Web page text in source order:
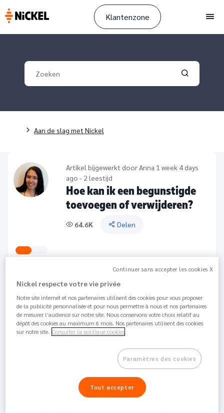
Klantenzone
Your search
Validate
Breadcrumb
Aan de slag met Nickel
Artikel bijgewerkt doorAnna 1 week 4 days
ago - 2 leestijd
Hoe kan ik een begunstigde
toevoegen of verwijderen?
64.6K Delen
Om je begunstigden te beheren :
Continuer sans accepter les cookies X
Nickel respecte votre vie privée
Notre site internet et nos partenaires utilisent des cookies pour vous proposer
de la publicité personnalisée et pour nous permettre à nous et nos partenaires
de mesurer l’audience sur notre site. Nous conservons votre choix relatif au
dépôt des cookies au maximum 6 mois. Nos partenaires utilisent des cookies
sur notre site. Consulter la politique cookies
Paramètres des cookies
Tout accepter